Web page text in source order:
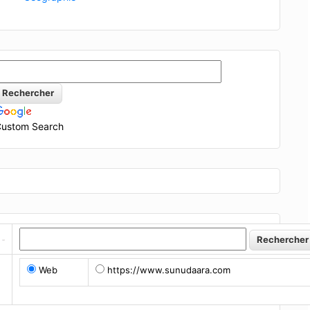
Search
Web https://www.sunudaara.com